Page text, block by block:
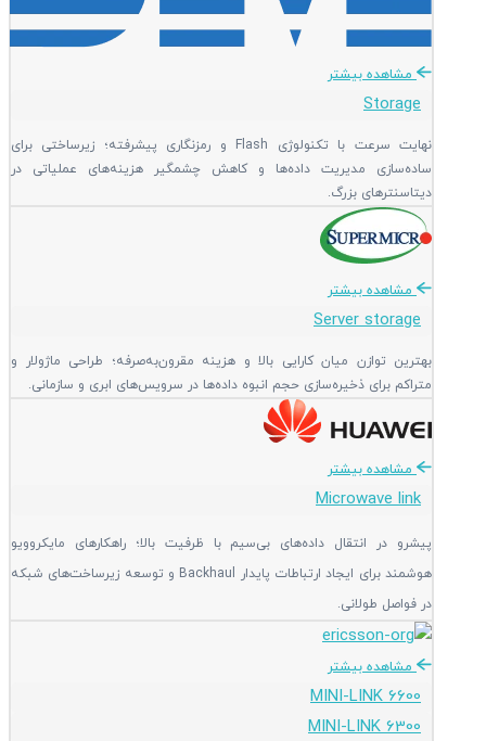
مشاهده بیشتر
Storage
نهایت سرعت با تکنولوژی Flash و رمزنگاری پیشرفته؛ زیرساختی برای
ساده‌سازی مدیریت داده‌ها و کاهش چشمگیر هزینه‌های عملیاتی در
دیتاسنترهای بزرگ.
مشاهده بیشتر
Server storage
بهترین توازن میان کارایی بالا و هزینه مقرون‌به‌صرفه؛ طراحی ماژولار و
متراکم برای ذخیره‌سازی حجم انبوه داده‌ها در سرویس‌های ابری و سازمانی.
مشاهده بیشتر
Microwave link
پیشرو در انتقال داده‌های بی‌سیم با ظرفیت بالا؛ راهکارهای مایکروویو
هوشمند برای ایجاد ارتباطات پایدار Backhaul و توسعه زیرساخت‌های شبکه
در فواصل طولانی.
مشاهده بیشتر
MINI-LINK 6600
MINI-LINK 6300